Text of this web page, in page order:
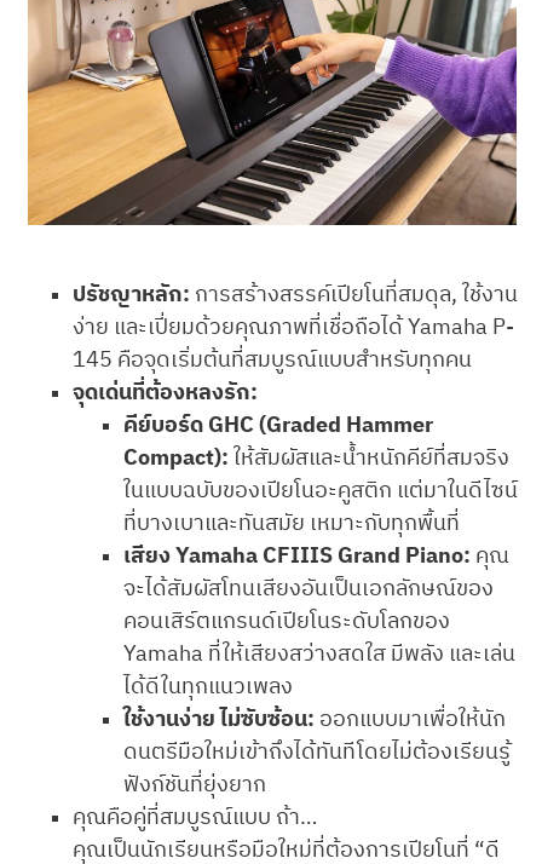
ปรัชญาหลัก: การสร้างสรรค์เปียโนที่สมดุล, ใช้งาน
ง่าย และเปี่ยมด้วยคุณภาพที่เชื่อถือได้ Yamaha P-
145 คือจุดเริ่มต้นที่สมบูรณ์แบบสำหรับทุกคน
จุดเด่นที่ต้องหลงรัก:
คีย์บอร์ด GHC (Graded Hammer
Compact): ให้สัมผัสและน้ำหนักคีย์ที่สมจริง
ในแบบฉบับของเปียโนอะคูสติก แต่มาในดีไซน์
ที่บางเบาและทันสมัย เหมาะกับทุกพื้นที่
เสียง Yamaha CFIIIS Grand Piano: คุณ
จะได้สัมผัสโทนเสียงอันเป็นเอกลักษณ์ของ
คอนเสิร์ตแกรนด์เปียโนระดับโลกของ
Yamaha ที่ให้เสียงสว่างสดใส มีพลัง และเล่น
ได้ดีในทุกแนวเพลง
ใช้งานง่าย ไม่ซับซ้อน: ออกแบบมาเพื่อให้นัก
ดนตรีมือใหม่เข้าถึงได้ทันทีโดยไม่ต้องเรียนรู้
ฟังก์ชันที่ยุ่งยาก
คุณคือคู่ที่สมบูรณ์แบบ ถ้า…
คุณเป็นนักเรียนหรือมือใหม่ที่ต้องการเปียโนที่ “ดี